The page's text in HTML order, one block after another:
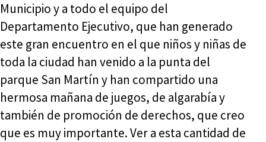
Municipio y a todo el equipo del
Departamento Ejecutivo, que han generado
este gran encuentro en el que niños y niñas de
toda la ciudad han venido a la punta del
parque San Martín y han compartido una
hermosa mañana de juegos, de algarabía y
también de promoción de derechos, que creo
que es muy importante. Ver a esta cantidad de